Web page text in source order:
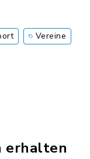
Vereine
erhalten